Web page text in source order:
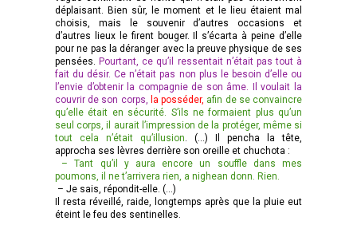
déplaisant. Bien sûr, le moment et le lieu étaient mal
choisis, mais le souvenir d’autres occasions et
d’autres lieux le firent bouger. Il s’écarta à peine d’elle
pour ne pas la déranger avec la preuve physique de ses
pensées.Pourtant, ce qu’il ressentait n’était pas tout à
fait du désir. Ce n’était pas non plus le besoin d’elle ou
l’envie d’obtenir la compagnie de son âme. Il voulait la
couvrir de son corps, la posséder, afin de se convaincre
qu’elle était en sécurité. S’ils ne formaient plus qu’un
seul corps, il aurait l’impression de la protéger, même si
tout cela n’était qu’illusion. (…) Il pencha la tête,
approcha ses lèvres derrière son oreille et chuchota :
– Tant qu’il y aura encore un souffle dans mes
poumons, il ne t’arrivera rien, a nighean donn. Rien.
– Je sais, répondit-elle. (…)
Il resta réveillé, raide, longtemps après que la pluie eut
éteint le feu des sentinelles.